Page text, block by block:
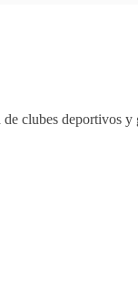
clubes deportivos y